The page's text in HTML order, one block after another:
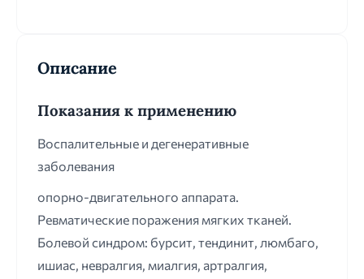
Описание
Показания к применению
Воспалительные и дегенеративные
заболевания
опорно-двигательного аппарата.
Ревматические поражения мягких тканей.
Болевой синдром: бурсит, тендинит, люмбаго,
ишиас, невралгия, миалгия, артралгия,